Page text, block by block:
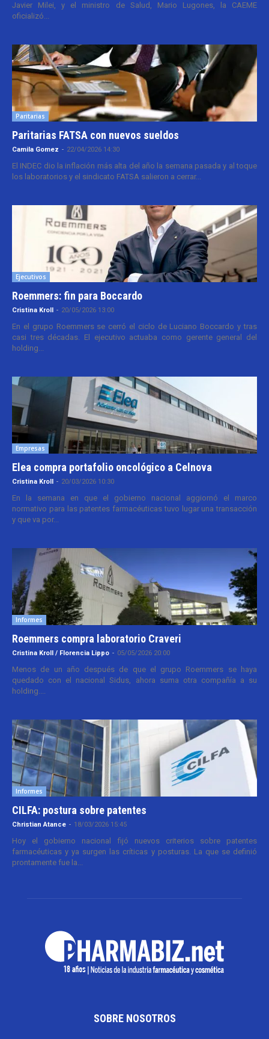
Javier Milei, y el ministro de Salud, Mario Lugones, la CAEME
oficializó...
Paritarias
Paritarias FATSA con nuevos sueldos
Camila Gomez - 22/04/2026 14:30
El INDEC dio la inflación más alta del año la semana pasada y al toque
los laboratorios y el sindicato FATSA salieron a cerrar...
Ejecutivos
Roemmers: fin para Boccardo
Cristina Kroll - 20/05/2026 13:00
En el grupo Roemmers se cerró el ciclo de Luciano Boccardo y tras
casi tres décadas. El ejecutivo actuaba como gerente general del
holding...
Empresas
Elea compra portafolio oncológico a Celnova
Cristina Kroll - 20/03/2026 10:30
En la semana en que el gobierno nacional aggiornó el marco
normativo para las patentes farmacéuticas tuvo lugar una transacción
y que va por...
Informes
Roemmers compra laboratorio Craveri
Cristina Kroll / Florencia Lippo - 05/05/2026 20:00
Menos de un año después de que el grupo Roemmers se haya
quedado con el nacional Sidus, ahora suma otra compañía a su
holding....
Informes
CILFA: postura sobre patentes
Christian Atance - 18/03/2026 15:45
Hoy el gobierno nacional fijó nuevos criterios sobre patentes
farmacéuticas y ya surgen las críticas y posturas. La que se definió
prontamente fue la...
SOBRE NOSOTROS